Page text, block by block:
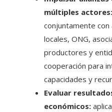
múltiples actores:
conjuntamente
locales, ONG,
productores y
cooperación para
capacidades y
Evaluar
económicos: